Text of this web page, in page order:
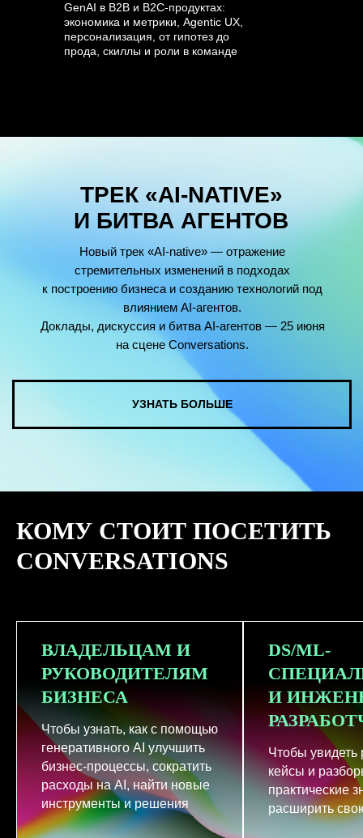
GenAI в B2B и B2C-продуктах:
экономика и метрики, Agentic UX,
персонализация, от гипотез до
прода, скиллы и роли в команде
КОМУ СТОИТ ПОСЕТИТЬ
CONVERSATIONS
ВЛАДЕЛЬЦАМ И
РУКОВОДИТЕЛЯМ
БИЗНЕСА
Чтобы узнать, как с помощью
генеративного AI улучшить
бизнес-процессы, сократить
расходы на AI, найти новые
инструменты и решения
DS/ML-
И
Чтобы увидеть
кейсы и
практические
расширить